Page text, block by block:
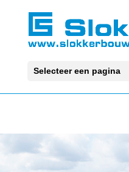
Selecteer een pagina